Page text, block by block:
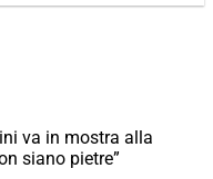
va in mostra alla
siano pietre”